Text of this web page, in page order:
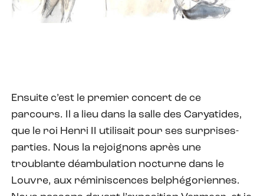
Ensuite c’est le premier concert de ce
parcours. Il a lieu dans la salle des Caryatides,
que le roi Henri II utilisait pour ses surprises-
parties. Nous la rejoignons après une
troublante déambulation nocturne dans le
Louvre, aux réminiscences belphégoriennes.